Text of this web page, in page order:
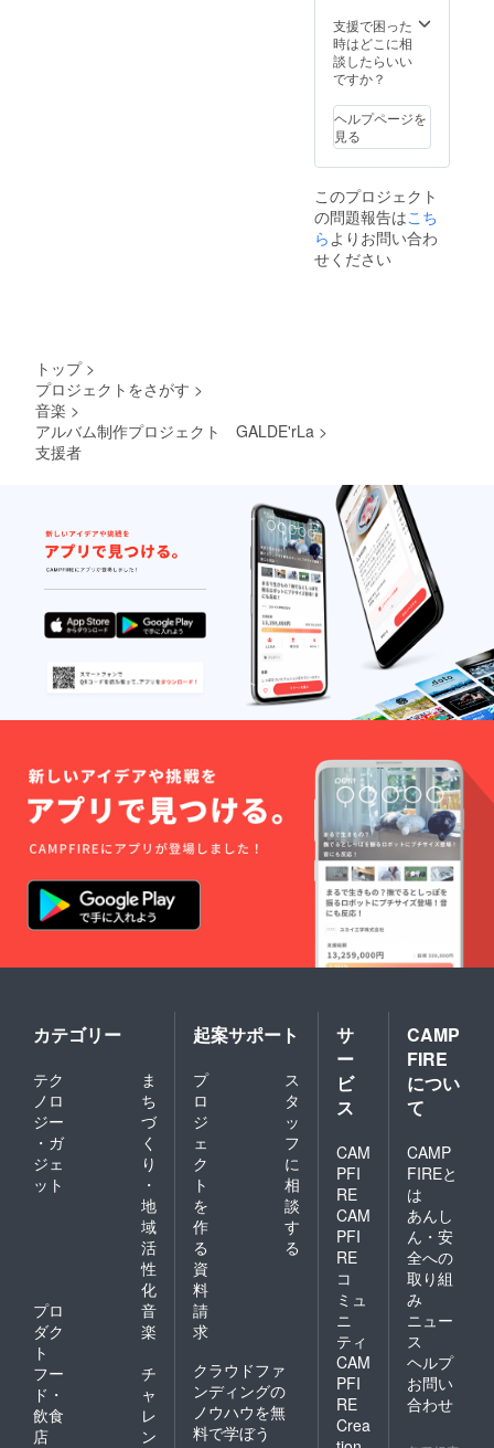
支援で困った
時はどこに相
談したらいい
ですか？
ヘルプページを
見る
このプロジェクト
の問題報告はこち
らよりお問い合わ
せください
トップ >
プロジェクトをさがす >
音楽 >
アルバム制作プロジェクト GALDE'rLa >
支援者
カテゴリー
テク
ノロ
ジー
・ガ
ジェ
ット
ま
ち
づ
く
り
・
地
域
活
性
化
プロ
ダク
ト
音
楽
フー
ド・
飲食
店
チ
ャ
レ
ン
起案サポート
プ
ロ
ジ
ェ
ク
ト
を
作
る
ス
タ
ッ
フ
に
相
談
す
る
資
料
請
求
クラウドファ
ンディングの
ノウハウを無
料で学ぼう
サ
ー
ビ
ス
CAM
PFI
RE
CAM
PFI
RE
コ
ミュ
ニ
ティ
CAM
PFI
RE
Crea
CAMP
FIRE
につい
て
CAMP
FIREと
は
あんし
ん・安
全への
取り組
み
ニュー
ス
ヘルプ
お問い
合わせ